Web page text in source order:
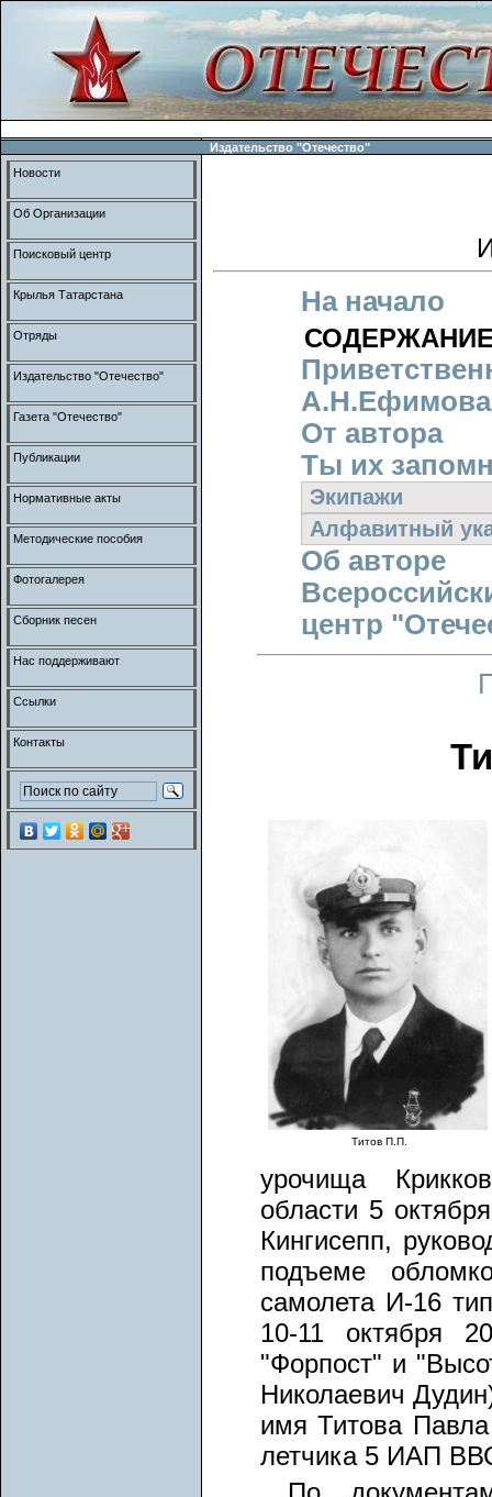
Издательство "Отечество"
На начало
А.Н.Ефимова
От автора
Ты их
Экипажи
Алфавитный
Об авторе
центр
Титов П.П.
урочища
области 5
Кингисепп,
подъеме
самолета И-16
10-11 октября
"Форпост" и
Николаевич
имя Титова
летчика 5 ИАП
Новости
Об Организации
Поисковый центр
Крылья Татарстана
Отряды
Издательство "Отечество"
Газета "Отечество"
Публикации
Нормативные акты
Методические пособия
Фотогалерея
Сборник песен
Нас поддерживают
Ссылки
Контакты